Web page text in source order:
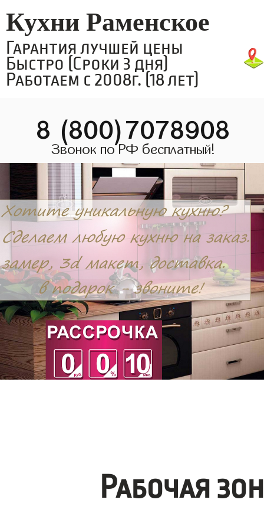
Кухни Раменское
Гарантия лучшей цены
Быстро (Сроки 3 дня)
Работаем с 2008г. (18 лет)
8 (800)7078908
Звонок по РФ бесплатный!
Рабочая